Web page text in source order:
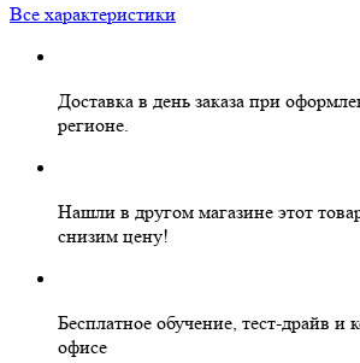
Все характеристики
Доставка в день заказа при
регионе.
Нашли в другом магазине этот
снизим цену!
Бесплатное обучение, тест-драйв и
офисе